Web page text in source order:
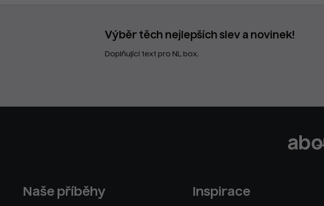
Výběr těch nejlepších slev a novinek!
Doplňující text pro NL box.
Naše příběhy Inspirace